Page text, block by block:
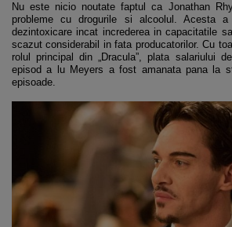
Nu este nicio noutate faptul ca Jonathan
probleme cu drogurile si alcoolul. Acesta
dezintoxicare incat increderea in capacitatile
scazut considerabil in fata producatorilor. Cu
rolul principal din „Dracula”, plata salariului
episod a lu Meyers a fost amanata pana la
episoade.